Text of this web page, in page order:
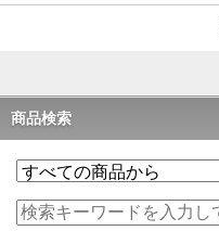
商品検索